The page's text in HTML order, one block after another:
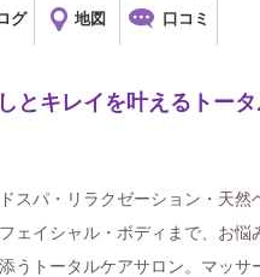
グ 地図 口コミ
とキレイを叶えるトー
スパ・リラクゼーション・天然
ェイシャル・ボディまで、お悩
うトータルケアサロン。マッサ